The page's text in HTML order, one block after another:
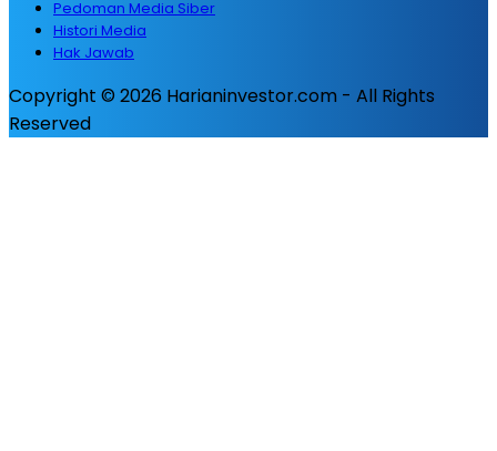
Pedoman Media Siber
Histori Media
Hak Jawab
Copyright © 2026 Harianinvestor.com - All Rights
Reserved